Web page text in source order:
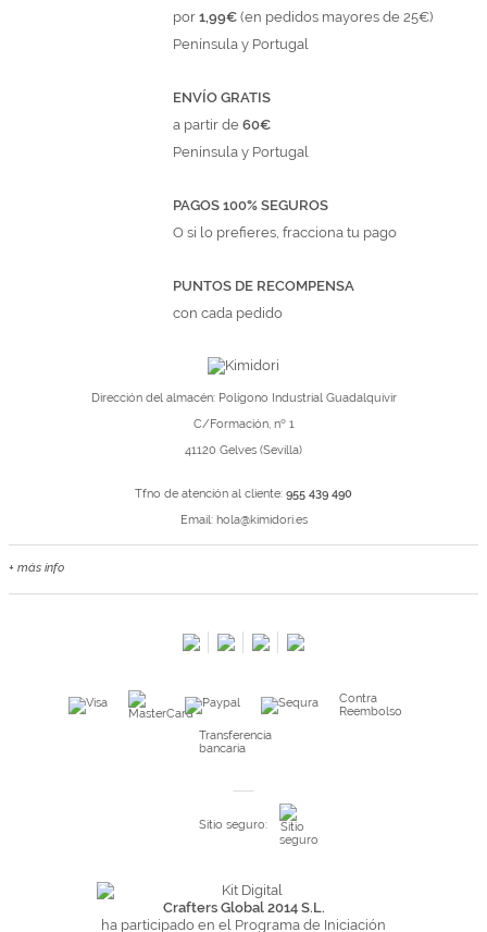
por1,99€(en pedidos mayores de 25€)
Península y Portugal
ENVÍO GRATIS
a partir de60€
Península y Portugal
PAGOS 100% SEGUROS
O si lo prefieres, fracciona tu pago
PUNTOS DE RECOMPENSA
con cada pedido
Dirección del almacén: Polígono Industrial Guadalquivir
C/Formación, nº 1
41120 Gelves (Sevilla)
Tfno de atención al cliente: 955 439 490
Email: hola@kimidori.es
+ más info
Kimidori PRINT, nuestro servicio de impresión de fotos
Pago seguro y financiación
Contra
Reembolso
Transferencia
bancaria
Sitio seguro:
Crafters Global 2014 S.L.
ha participado en el Programa de Iniciación